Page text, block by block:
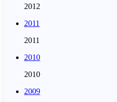
2012
2011
2011
2010
2010
2009